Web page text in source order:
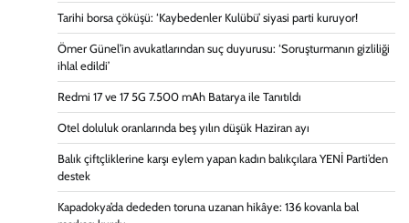
Tarihi borsa çöküşü: ‘Kaybedenler Kulübü’ siyasi parti kuruyor!
Ömer Günel’in avukatlarından suç duyurusu: ‘Soruşturmanın gizliliği
ihlal edildi’
Redmi 17 ve 17 5G 7.500 mAh Batarya ile Tanıtıldı
Otel doluluk oranlarında beş yılın düşük Haziran ayı
Balık çiftçliklerine karşı eylem yapan kadın balıkçılara YENİ Parti’den
destek
Kapadokya’da dededen toruna uzanan hikâye: 136 kovanla bal